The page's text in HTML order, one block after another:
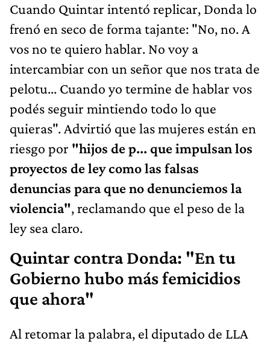
Cuando Quintar intentó replicar, Donda lo
frenó en seco de forma tajante: "No, no. A
vos no te quiero hablar. No voy a
intercambiar con un señor que nos trata de
pelotu... Cuando yo termine de hablar vos
podés seguir mintiendo todo lo que
quieras". Advirtió que las mujeres están en
riesgo por "hijos de p... que impulsan los
proyectos de ley como las falsas
denuncias para que no denunciemos la
violencia", reclamando que el peso de la
ley sea claro.
Quintar contra Donda: "En tu
Gobierno hubo más femicidios
que ahora"
Al retomar la palabra, el diputado de LLA